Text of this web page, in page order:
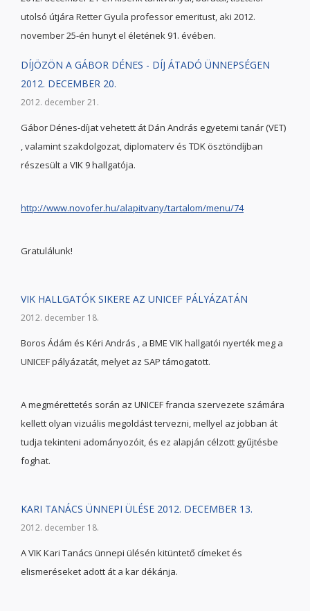
utolsó útjára Retter Gyula professor emeritust, aki 2012.
november 25-én hunyt el életének 91. évében.
DÍJÖZÖN A GÁBOR DÉNES - DÍJ ÁTADÓ ÜNNEPSÉGEN
2012. DECEMBER 20.
2012. december 21.
Gábor Dénes-díjat vehetett át Dán András egyetemi tanár (VET)
, valamint szakdolgozat, diplomaterv és TDK ösztöndíjban
részesült a VIK 9 hallgatója.
http://www.novofer.hu/alapitvany/tartalom/menu/74
Gratulálunk!
VIK HALLGATÓK SIKERE AZ UNICEF PÁLYÁZATÁN
2012. december 18.
Boros Ádám és Kéri András , a BME VIK hallgatói nyerték meg a
UNICEF pályázatát, melyet az SAP támogatott.
A megmérettetés során az UNICEF francia szervezete számára
kellett olyan vizuális megoldást tervezni, mellyel az jobban át
tudja tekinteni adományozóit, és ez alapján célzott gyűjtésbe
foghat.
KARI TANÁCS ÜNNEPI ÜLÉSE 2012. DECEMBER 13.
2012. december 18.
A VIK Kari Tanács ünnepi ülésén kitüntető címeket és
elismeréseket adott át a kar dékánja.